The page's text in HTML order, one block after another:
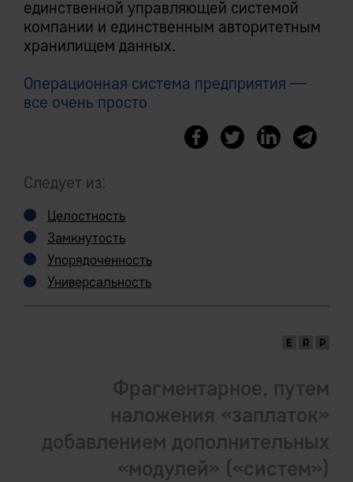
единственной управляющей системой
компании и единственным авторитетным
хранилищем данных.
Операционная система предприятия —
все очень просто
Следует из:
Целостность
Замкнутость
Упорядоченность
Универсальность
Фрагментарное, путем
наложения «заплаток»
добавлением дополнительных
«модулей» («систем»)